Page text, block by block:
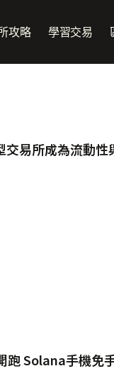
攻略 學習交易
交易所成為流動
Solana手機免